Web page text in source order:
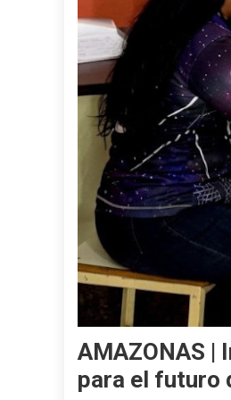
AMAZONAS |
para el futuro